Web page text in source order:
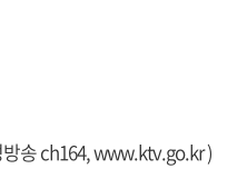
송 ch164,www.ktv.go.kr)